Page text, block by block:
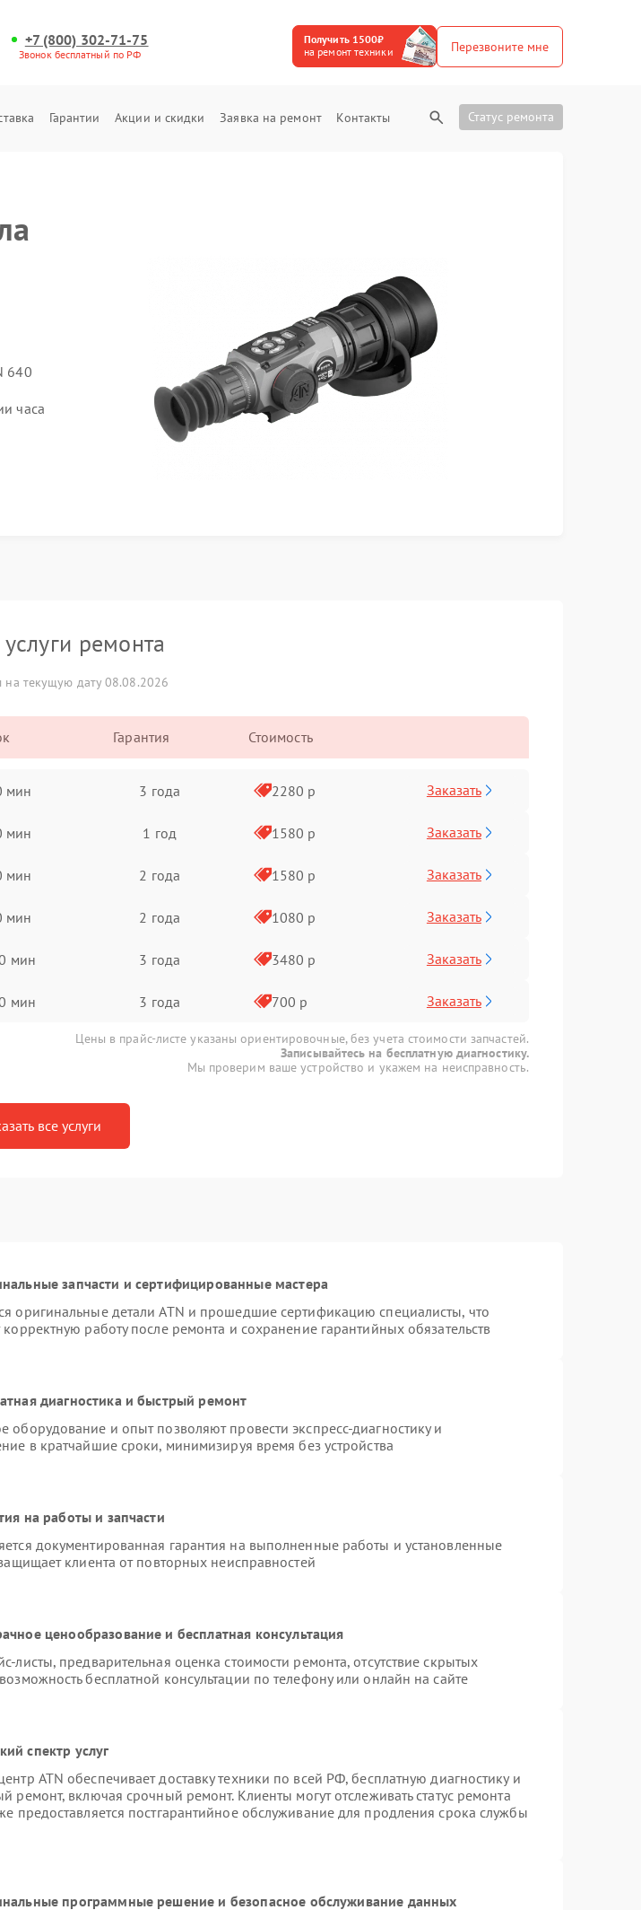
+7 (800) 302-71-75
Звонок бесплатный по РФ
Получить 1500₽
на ремонт техники
Перезвоните мне
Гарантии Акции и скидки Заявка на ремонт Контакты Статус ремонта
640
часа
ремонта
на текущую дату 08.08.2026
Гарантия Стоимость
мин 3 года 2280 р Заказать
мин 1 год 1580 р Заказать
мин 2 года 1580 р Заказать
мин 2 года 1080 р Заказать
мин 3 года 3480 р Заказать
мин 3 года 700 р Заказать
Цены в прайс-листе указаны ориентировочные, без учета стоимости запчастей.
Записывайтесь на бесплатную диагностику.
Мы проверим ваше устройство и укажем на неисправность.
все услуги
запчасти и сертифицированные мастера
оригинальные детали ATN и прошедшие сертификацию специалисты, что
корректную работу после ремонта и сохранение гарантийных обязательств
диагностика и быстрый ремонт
оборудование и опыт позволяют провести экспресс-диагностику и
в кратчайшие сроки, минимизируя время без устройства
на работы и запчасти
документированная гарантия на выполненные работы и установленные
клиента от повторных неисправностей
ценообразование и бесплатная консультация
листы, предварительная оценка стоимости ремонта, отсутствие скрытых
бесплатной консультации по телефону или онлайн на сайте
спектр услуг
ATN обеспечивает доставку техники по всей РФ, бесплатную диагностику и
ремонт, включая срочный ремонт. Клиенты могут отслеживать статус ремонта
предоставляется постгарантийное обслуживание для продления срока службы
программные решение и безопасное обслуживание данных